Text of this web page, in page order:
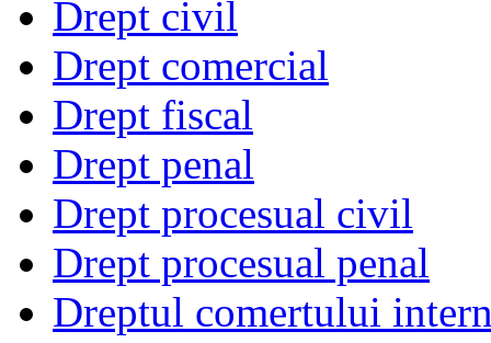
Drept civil
Drept comercial
Drept fiscal
Drept penal
Drept procesual civil
Drept procesual penal
Dreptul comertului